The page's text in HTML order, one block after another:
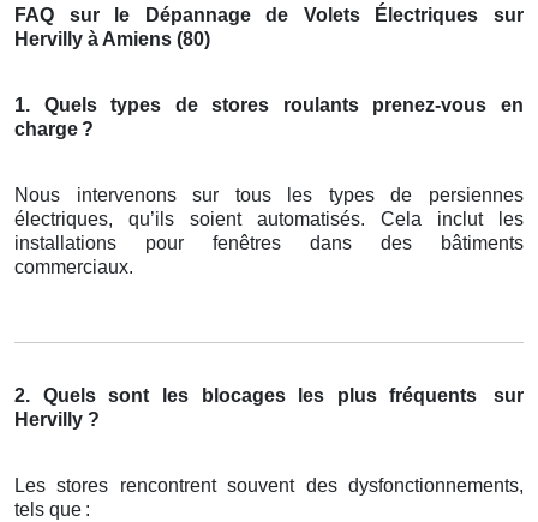
FAQ sur le Dépannage de Volets Électriques sur
Hervilly à Amiens (80)
1. Quels types de stores roulants prenez-vous en
charge ?
Nous intervenons sur tous les types de persiennes
électriques, qu’ils soient automatisés. Cela inclut les
installations pour fenêtres dans des bâtiments
commerciaux.
2. Quels sont les blocages les plus fréquents
sur
Hervilly ?
Les stores rencontrent souvent des dysfonctionnements,
tels que :